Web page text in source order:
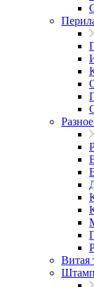
Разное
Витая